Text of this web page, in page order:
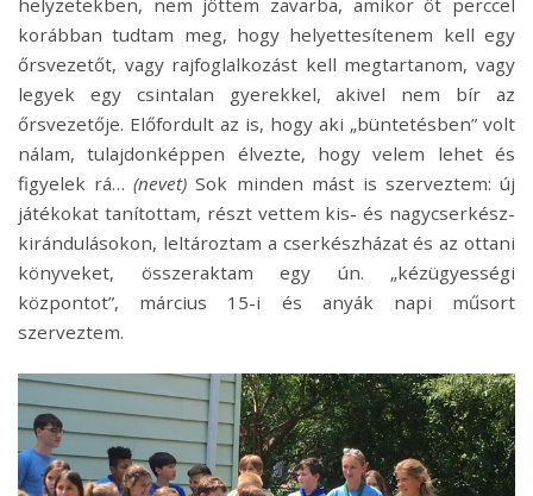
korábban tudtam meg, hogy helyettesítenem kell egy
őrsvezetőt, vagy rajfoglalkozást kell megtartanom, vagy
legyek egy csintalan gyerekkel, akivel nem bír az
őrsvezetője. Előfordult az is, hogy aki „büntetésben” volt
nálam, tulajdonképpen élvezte, hogy velem lehet és
figyelek rá…(nevet) Sok minden mást is szerveztem: új
játékokat tanítottam, részt vettem kis- és nagycserkész-
kirándulásokon, leltároztam a cserkészházat és az ottani
könyveket, összeraktam egy ún. „kézügyességi
központot”, március 15-i és anyák napi műsort
szerveztem.